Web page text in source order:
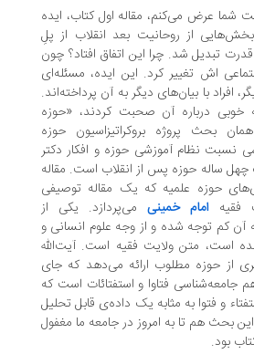
می‌کنم، مقاله اول کتاب، ایده
از روحانیت بعد انقلاب از پلِ
شد. چرا این اتفاق افتاد؟ چون
تغییر کرد. این ایده، مسئله‌ای
بیان‌های دیگر به آن پرداخته‌اند.
آن صحبت کردند، «حوزه
پروژه بروکراتیزاسیون حوزه
نظام آموزشی حوزه و افکار دکتر
حوزه پس از انقلاب است. مقاله
علمیه که یک مقاله توصیفی
امام خمینی می‌پردازد. یکی از
شده و از وجه علوم انسانی و
متن ولایت فقیه است. آیت‌الله
مطلوب ارائه می‌دهد که جای
فتاوا و استفتائات است که
به مثابه یک داده‌ی قابل تحلیل
تا به امروز در جامعه ما مغفول